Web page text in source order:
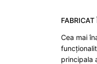
Cea mai
principala